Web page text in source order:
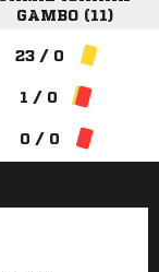
GAMBO (11)
23 / 0
1 / 0
0 / 0